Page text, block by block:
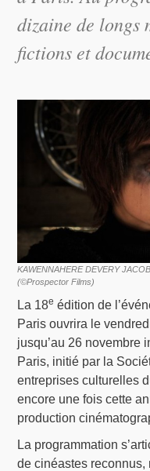
dizaine de longs
fictions et
KAWENNAHERE DEVERY
(©Prospector Films)
La 18e édition de
Paris ouvrira le
jusqu’au 26 novembre
Paris, initié par la
entreprises culturelles
encore une fois cette
production
La programmation
de cinéastes